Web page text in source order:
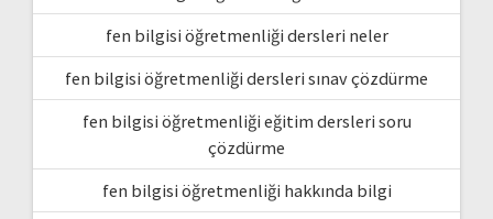
fen bilgisi öğretmenliği dersleri neler
fen bilgisi öğretmenliği dersleri sınav çözdürme
fen bilgisi öğretmenliği eğitim dersleri soru
çözdürme
fen bilgisi öğretmenliği hakkında bilgi